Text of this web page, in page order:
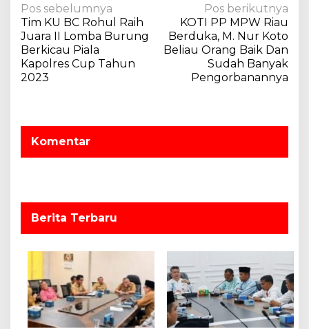
N
a
v
i
g
s
s
Pos sebelumnya
Tim KU BC Rohul Raih
Juara II Lomba Burung
Berkicau Piala
Kapolres Cup Tahun
2023
Pos berikutnya
KOTI PP MPW Riau
Berduka, M. Nur Koto
Beliau Orang Baik Dan
Sudah Banyak
Pengorbanannya
Komentar
Berita Terbaru